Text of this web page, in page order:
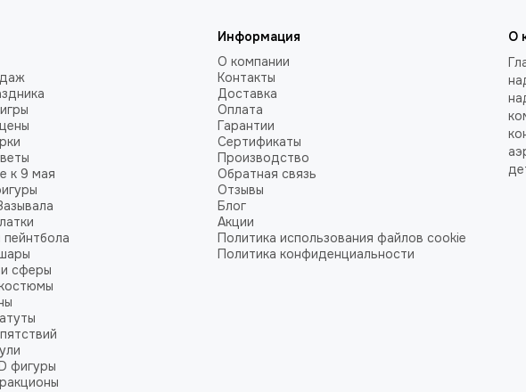
к 9 мая
сферы
фигуры
Информация
О компании
Контакты
Доставка
Оплата
Гарантии
Сертификаты
Производство
Обратная связь
Отзывы
Блог
Акции
Политика использования файлов cookie
Политика конфиденциальности
О